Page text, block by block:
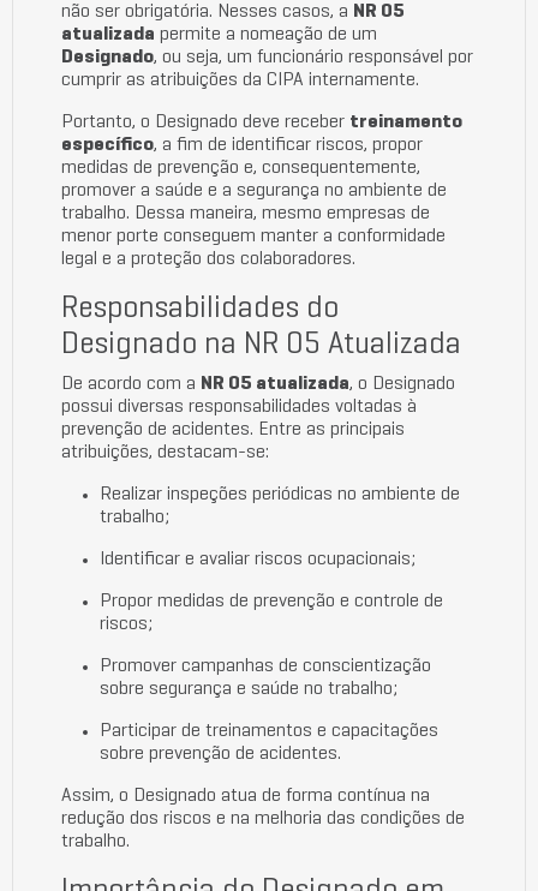
não ser obrigatória. Nesses casos, a NR 05
atualizada permite a nomeação de um
Designado, ou seja, um funcionário responsável por
cumprir as atribuições da CIPA internamente.
Portanto, o Designado deve receber treinamento
específico, a fim de identificar riscos, propor
medidas de prevenção e, consequentemente,
promover a saúde e a segurança no ambiente de
trabalho. Dessa maneira, mesmo empresas de
menor porte conseguem manter a conformidade
legal e a proteção dos colaboradores.
Responsabilidades do
Designado na NR 05 Atualizada
De acordo com a NR 05 atualizada, o Designado
possui diversas responsabilidades voltadas à
prevenção de acidentes. Entre as principais
atribuições, destacam-se:
Realizar inspeções periódicas no ambiente de
trabalho;
Identificar e avaliar riscos ocupacionais;
Propor medidas de prevenção e controle de
riscos;
Promover campanhas de conscientização
sobre segurança e saúde no trabalho;
Participar de treinamentos e capacitações
sobre prevenção de acidentes.
Assim, o Designado atua de forma contínua na
redução dos riscos e na melhoria das condições de
trabalho.